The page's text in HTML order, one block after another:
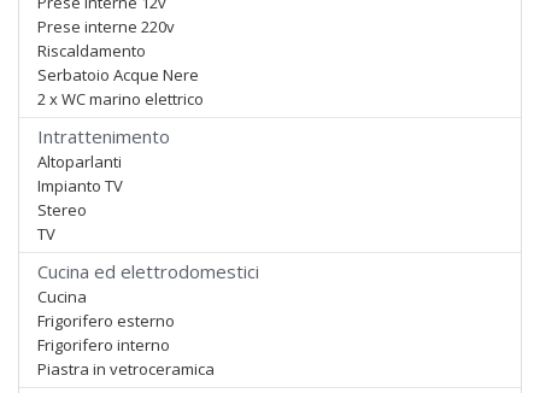
Prese interne 220v
Riscaldamento
Serbatoio Acque Nere
2 x WC marino elettrico
Intrattenimento
Altoparlanti
Impianto TV
Stereo
TV
Cucina ed elettrodomestici
Cucina
Frigorifero esterno
Frigorifero interno
Piastra in vetroceramica